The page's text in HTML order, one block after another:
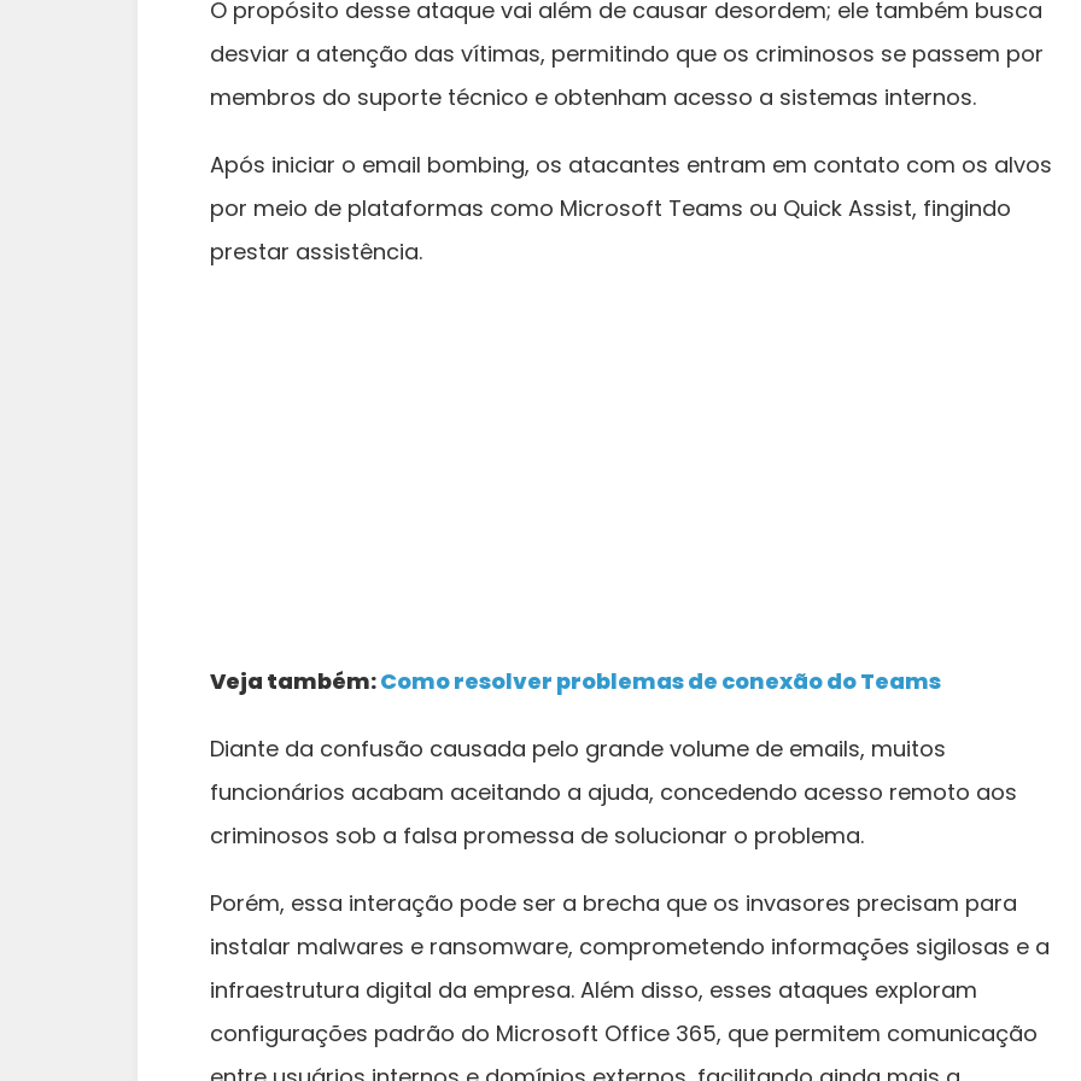
O propósito desse ataque vai além de causar desordem; ele também busca
desviar a atenção das vítimas, permitindo que os criminosos se passem por
membros do suporte técnico e obtenham acesso a sistemas internos.
Após iniciar o email bombing, os atacantes entram em contato com os alvos
por meio de plataformas como Microsoft Teams ou Quick Assist, fingindo
prestar assistência.
Veja também:Como resolver problemas de conexão do Teams
Diante da confusão causada pelo grande volume de emails, muitos
funcionários acabam aceitando a ajuda, concedendo acesso remoto aos
criminosos sob a falsa promessa de solucionar o problema.
Porém, essa interação pode ser a brecha que os invasores precisam para
instalar malwares e ransomware, comprometendo informações sigilosas e a
infraestrutura digital da empresa. Além disso, esses ataques exploram
configurações padrão do Microsoft Office 365, que permitem comunicação